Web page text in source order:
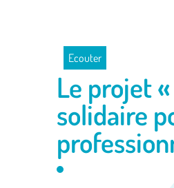
Ecouter
Le projet
solidaire